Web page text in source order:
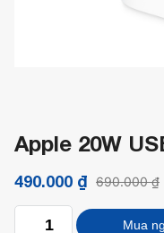
Apple 20W
690.000₫
490.000 ₫
Mua